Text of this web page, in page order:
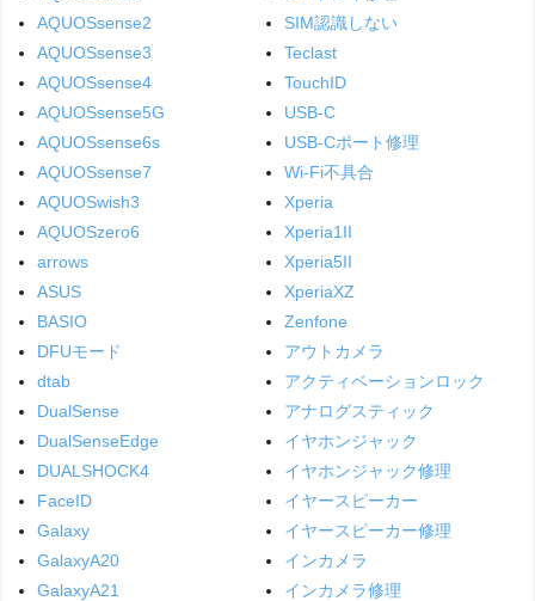
AQUOSsense2
AQUOSsense3
AQUOSsense4
AQUOSsense5G
AQUOSsense6s
AQUOSsense7
AQUOSwish3
AQUOSzero6
arrows
ASUS
BASIO
DFUモード
dtab
DualSense
DualSenseEdge
DUALSHOCK4
FaceID
Galaxy
GalaxyA20
GalaxyA21
SIM認識しない
Teclast
TouchID
USB-C
USB-Cポート修理
Wi-Fi不具合
Xperia
Xperia1II
Xperia5II
XperiaXZ
Zenfone
アウトカメラ
アクティベーションロック
アナログスティック
イヤホンジャック
イヤホンジャック修理
イヤースピーカー
イヤースピーカー修理
インカメラ
インカメラ修理